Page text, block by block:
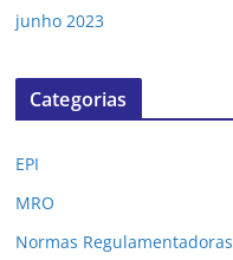
junho 2023
Categorias
EPI
MRO
Normas Regulamentadoras